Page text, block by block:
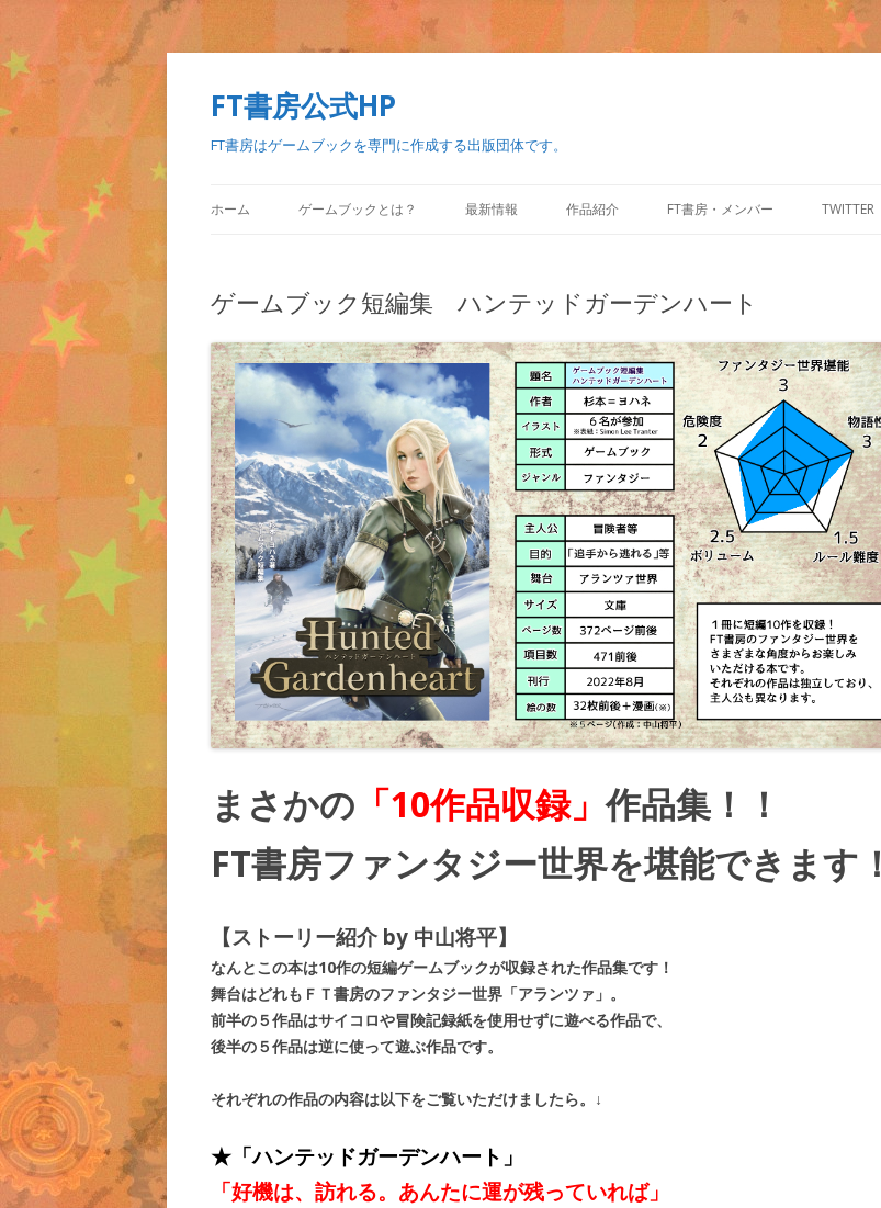
FT書房公式HP
FT書房はゲームブックを専門に作成する出版団体です。
ン
テ
キ
ッ
ホーム ゲームブックとは？ 最新情報 作品紹介 FT書房・メンバー TWITTER
ゲームブック短編集 ハンテッドガーデンハート
まさかの 「10作品収録」作品集！！
FT書房ファンタジー世界を堪能できます！
【ストーリー紹介 by 中山将平】
なんとこの本は10作の短編ゲームブックが収録された作品集です！
舞台はどれもＦＴ書房のファンタジー世界「アランツァ」。
前半の５作品はサイコロや冒険記録紙を使用せずに遊べる作品で、
後半の５作品は逆に使って遊ぶ作品です。
それぞれの作品の内容は以下をご覧いただけましたら。↓
★「ハンテッドガーデンハート」
「好機は、訪れる。あんたに運が残っていれば」